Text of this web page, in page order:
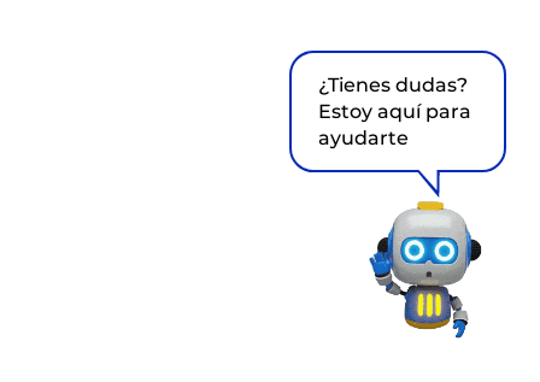
¿Tienes dudas?
Estoy aquí para
ayudarte